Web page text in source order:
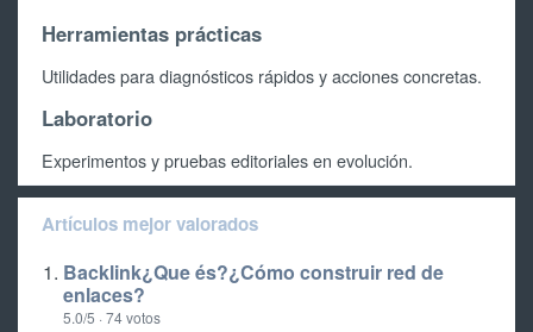
Herramientas prácticas
Utilidades para diagnósticos rápidos y acciones concretas.
Laboratorio
Experimentos y pruebas editoriales en evolución.
Artículos mejor valorados
Backlink¿Que és?¿Cómo construir red de
enlaces?
5.0/5 · 74 votos